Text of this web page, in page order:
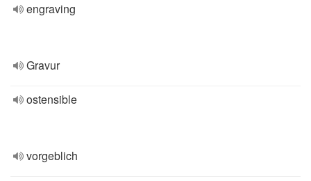
engraving
Gravur
ostensible
vorgeblich